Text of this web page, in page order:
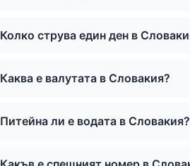
Колко струва един ден в
Каква е валутата в Словакия?
Питейна ли е водата в Словакия?